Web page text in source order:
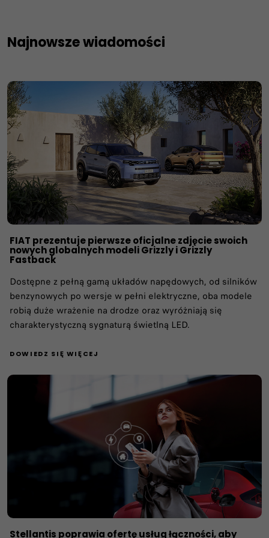
Najnowsze wiadomości
FIAT prezentuje pierwsze oficjalne zdjęcie swoich
nowych globalnych modeli Grizzly i Grizzly
Fastback
Dostępne z pełną gamą układów napędowych, od silników
benzynowych po wersje w pełni elektryczne, oba modele
robią duże wrażenie na drodze oraz wyróżniają się
charakterystyczną sygnaturą świetlną LED.
DOWIEDZ SIĘ WIĘCEJ
Stellantis poprawia ofertę usług łączności, aby